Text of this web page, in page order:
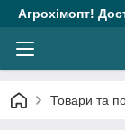
Агрохімопт!
Товари та